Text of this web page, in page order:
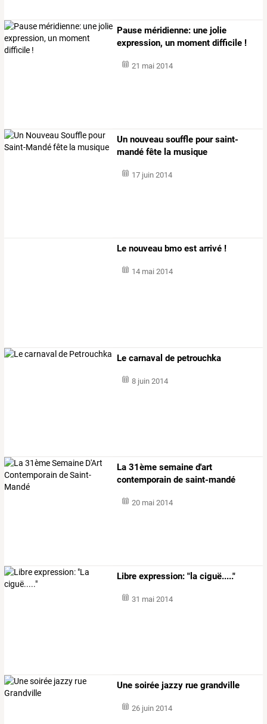
Pause méridienne: une jolie
expression, un moment difficile !
21 mai 2014
Un nouveau souffle pour saint-
mandé fête la musique
17 juin 2014
Le nouveau bmo est arrivé !
14 mai 2014
Le carnaval de petrouchka
8 juin 2014
La 31ème semaine d'art
contemporain de saint-mandé
20 mai 2014
Libre expression: "la ciguë....."
31 mai 2014
Une soirée jazzy rue grandville
26 juin 2014